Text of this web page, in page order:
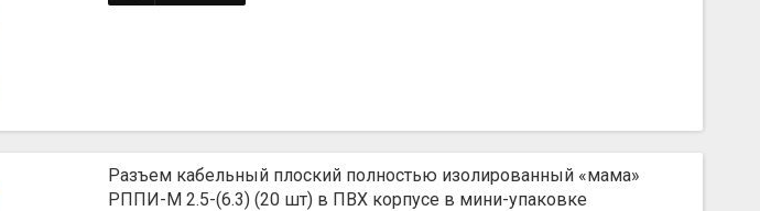
Разъем кабельный плоский полностью изолированный «мама»
РППИ-М 2.5-(6.3) (20 шт) в ПВХ корпусе в мини-упаковке